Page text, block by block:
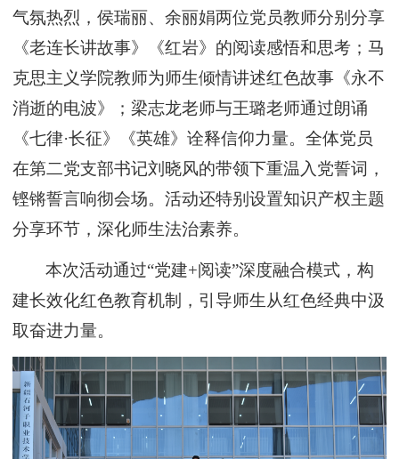
气氛热烈，侯瑞丽、余丽娟两位党员教师分别分享
《老连长讲故事》《红岩》的阅读感悟和思考；马
克思主义学院教师为师生倾情讲述红色故事《永不
消逝的电波》；梁志龙老师与王璐老师通过朗诵
《七律·长征》《英雄》诠释信仰力量。全体党员
在第二党支部书记刘晓风的带领下重温入党誓词，
铿锵誓言响彻会场。活动还特别设置知识产权主题
分享环节，深化师生法治素养。
本次活动通过“党建+阅读”深度融合模式，构
建长效化红色教育机制，引导师生从红色经典中汲
取奋进力量。